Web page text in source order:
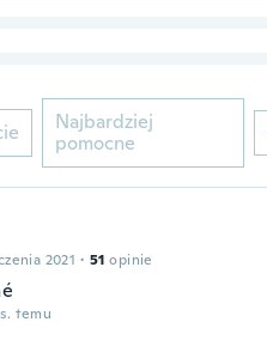
Najbardziej
pomocne
2021 · 51 opinie
temu